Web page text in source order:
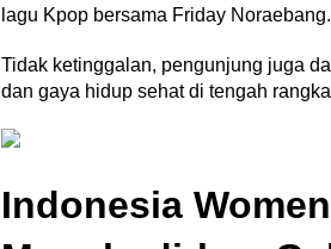
lagu Kpop bersama Friday Noraebang.
Tidak ketinggalan, pengunjung juga
dan gaya hidup sehat di tengah
Indonesia